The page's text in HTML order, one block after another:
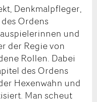
Denkmalpfleger,
Ordens
und
der Regie von
Rollen. Dabei
des Ordens
Hexenwahn und
Man scheut